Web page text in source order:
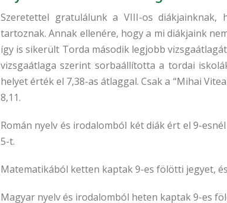
Szeretettel gratulálunk a VIII-os diákjainknak,
tartoznak. Annak ellenére, hogy a mi diákjaink
így is sikerült Torda második legjobb
vizsgaátlaga szerint sorbaállította a tordai
helyet érték el 7,38-as átlaggal. Csak a “Mihai
8,11.
Román nyelv és irodalomból két diák ért el 9-
5-t.
Matematikából ketten kaptak 9-es fölötti jegyet,
Magyar nyelv és irodalomból heten kaptak 9-es